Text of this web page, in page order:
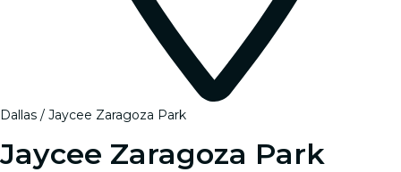
Dallas Jaycee Zaragoza Park
Jaycee Zaragoza Park